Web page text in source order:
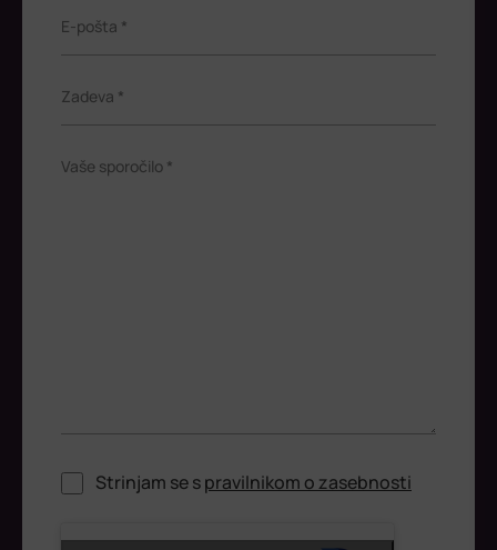
E-pošta *
Zadeva *
Vaše sporočilo *
Strinjam se spravilnikom o zasebnosti
ReCaptcha